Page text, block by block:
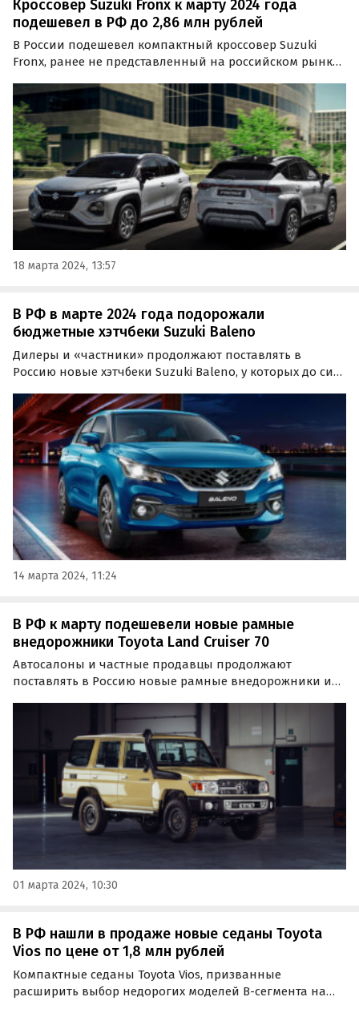
Кроссовер Suzuki Fronx к марту 2024 года
подешевел в РФ до 2,86 млн рублей
В России подешевел компактный кроссовер Suzuki
Fronx, ранее не представленный на российском рынке
классифайдов минимум 2 990 000 рублей, то к марту его
минимальный ценник снизился до 2 859 000 рублей…
18 марта 2024, 13:57
В РФ в марте 2024 года подорожали
бюджетные хэтчбеки Suzuki Baleno
Дилеры и «частники» продолжают поставлять в
Россию новые хэтчбеки Suzuki Baleno, у которых до сих
российском рынке.
14 марта 2024, 11:24
В РФ к марту подешевели новые рамные
внедорожники Toyota Land Cruiser 70
Автосалоны и частные продавцы продолжают
поставлять в Россию новые рамные внедорожники и
последний месяц они стали доступнее: если в начале
февраля их продавали минимум за 6,5 млн рублей, то…
01 марта 2024, 10:30
В РФ нашли в продаже новые седаны Toyota
Vios по цене от 1,8 млн рублей
Компактные седаны Toyota Vios, призванные
расширить выбор недорогих моделей B-сегмента на